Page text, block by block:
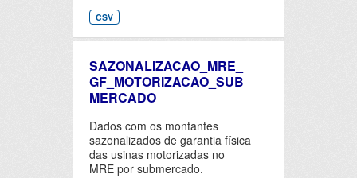
CSV
SAZONALIZACAO_MRE_
GF_MOTORIZACAO_SUB
MERCADO
Dados com os montantes
sazonalizados de garantia física
das usinas motorizadas no
MRE por submercado.